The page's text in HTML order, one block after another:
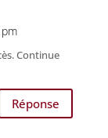
Continue
Réponse